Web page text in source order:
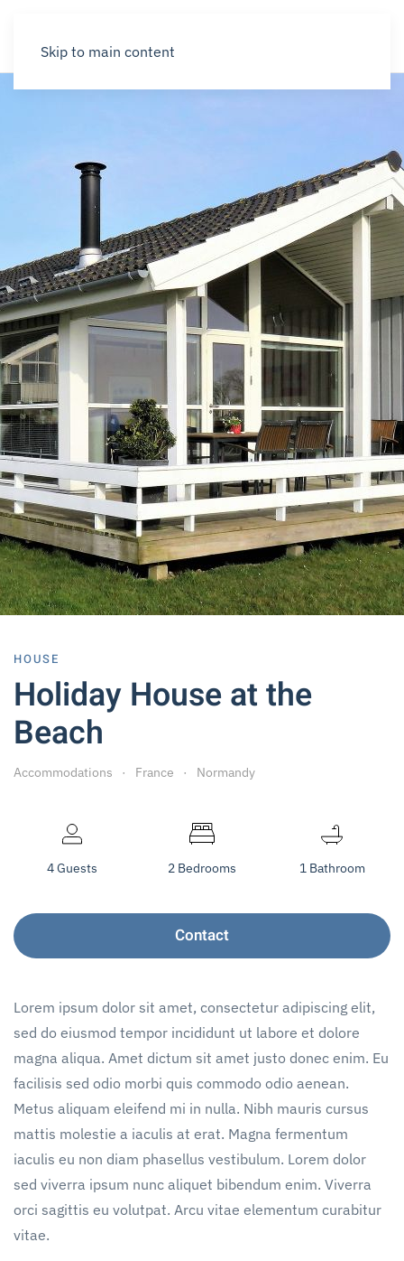
Skip to main content
HOUSE
Holiday House at the
Beach
Accommodations France Normandy
4 Guests 2 Bedrooms 1 Bathroom
Contact
Lorem ipsum dolor sit amet, consectetur adipiscing elit,
sed do eiusmod tempor incididunt ut labore et dolore
magna aliqua. Amet dictum sit amet justo donec enim. Eu
facilisis sed odio morbi quis commodo odio aenean.
Metus aliquam eleifend mi in nulla. Nibh mauris cursus
mattis molestie a iaculis at erat. Magna fermentum
iaculis eu non diam phasellus vestibulum. Lorem dolor
sed viverra ipsum nunc aliquet bibendum enim. Viverra
orci sagittis eu volutpat. Arcu vitae elementum curabitur
vitae.